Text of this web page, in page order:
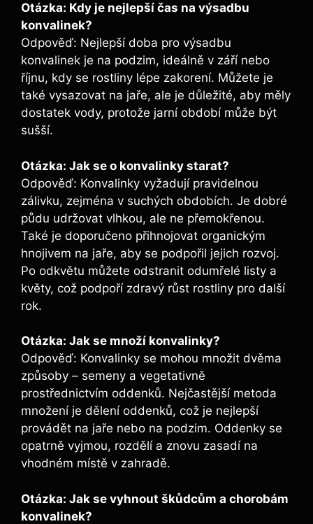
Otázka: Kdy je nejlepší čas na výsadbu
konvalinek?
Odpověď: Nejlepší doba pro výsadbu
konvalinek je na podzim, ideálně v září nebo
říjnu, kdy se rostliny lépe zakorení. Můžete je
také vysazovat na jaře, ale je důležité, aby měly
dostatek vody, protože jarní období může být
sušší.
Otázka: Jak se o konvalinky starat?
Odpověď: Konvalinky vyžadují pravidelnou
zálivku, zejména v suchých obdobích. Je dobré
půdu udržovat vlhkou, ale ne přemokřenou.
Také je doporučeno přihnojovat organickým
hnojivem na jaře, aby se podpořil jejich rozvoj.
Po odkvětu můžete odstranit odumřelé listy a
květy, což podpoří zdravý růst rostliny pro další
rok.
Otázka: Jak se množí konvalinky?
Odpověď: Konvalinky se mohou množit dvěma
způsoby – semeny a vegetativně
prostřednictvím oddenků. Nejčastější metoda
množení je dělení oddenků, což je nejlepší
provádět na jaře nebo na podzim. Oddenky se
opatrně vyjmou, rozdělí a znovu zasadí na
vhodném místě v zahradě.
Otázka: Jak se vyhnout škůdcům a chorobám
konvalinek?